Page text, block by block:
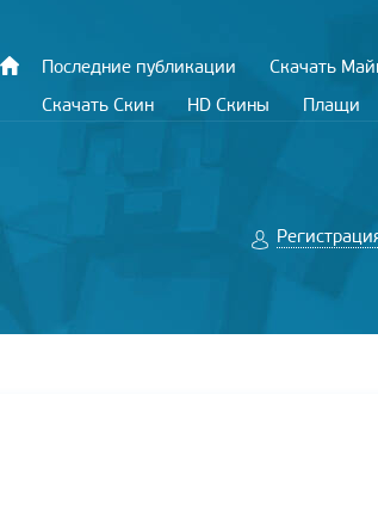
Последние публикации Скачать
Скачать Скин
HD Скины Плащи